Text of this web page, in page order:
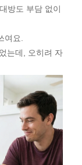
방도 부담 없이
여요.
는데, 오히려 자